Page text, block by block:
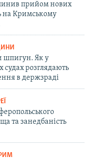
прийом нових
на Кримському
шпигун. Як у
судах розглядають
в держзраді
та занедбаність